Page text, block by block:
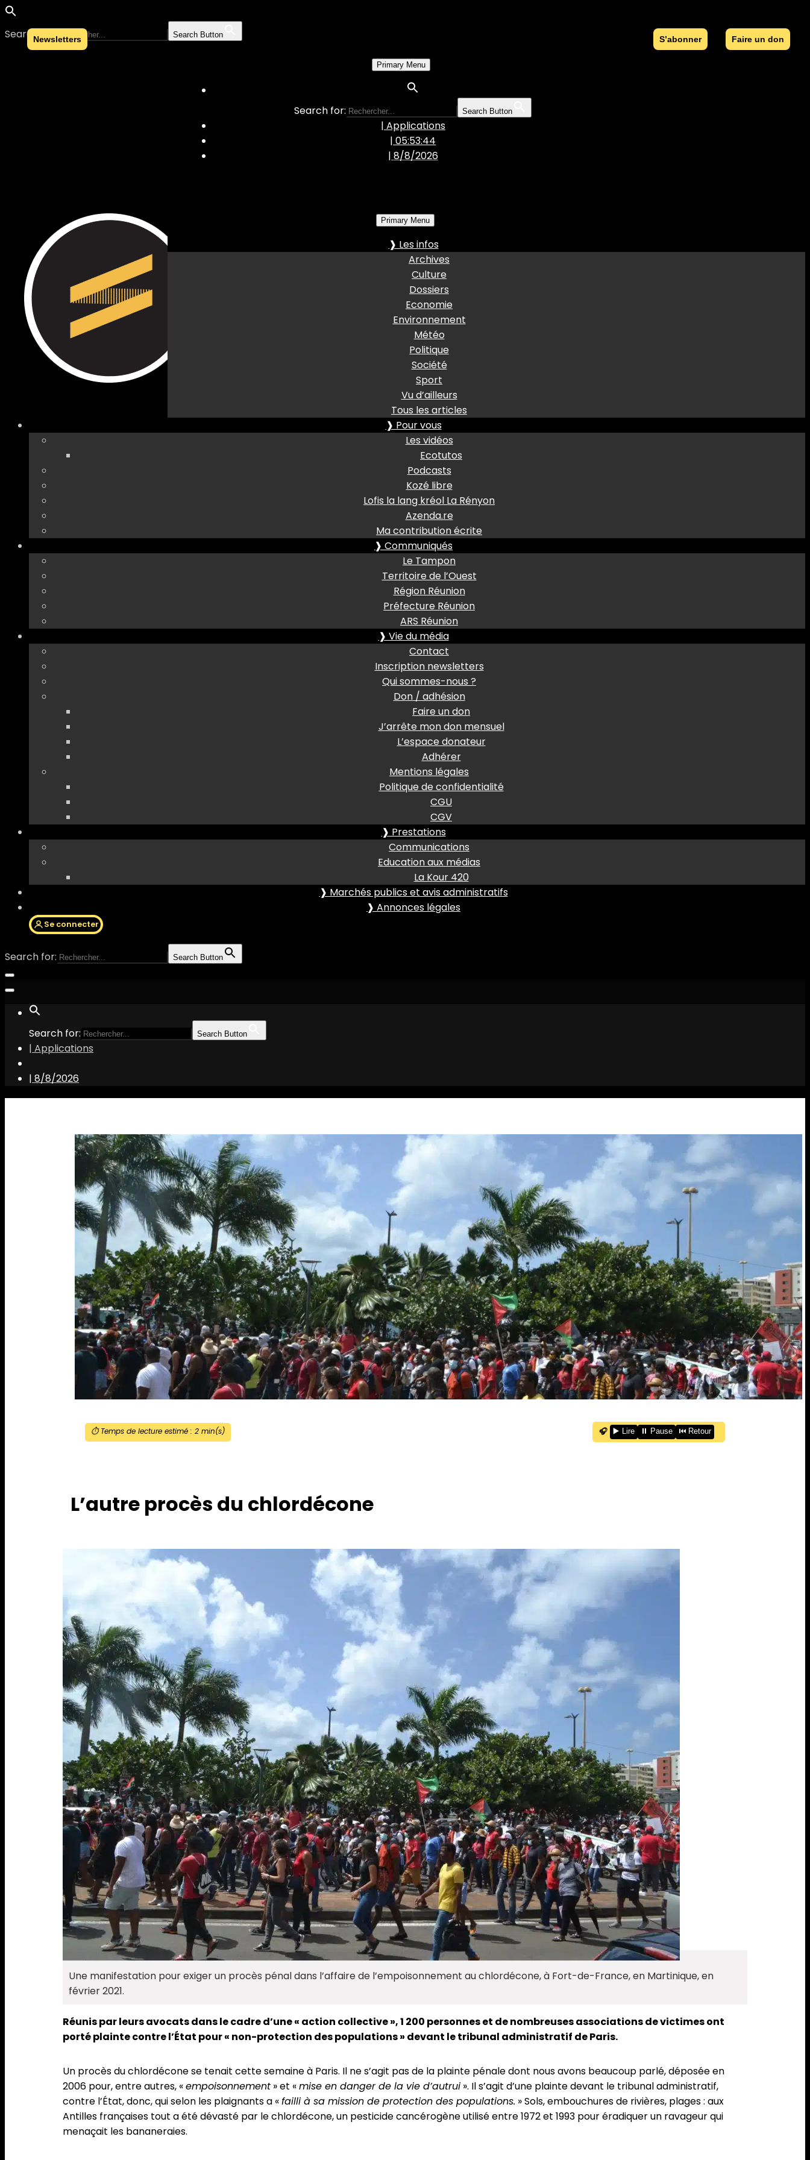
Search for: Search Button
Skip to content
Primary Menu
Search for: Search Button
| Applications
| 05:53:45
| 8/8/2026
Primary Menu
❱ Les infos
Archives
Culture
Dossiers
Economie
Environnement
Météo
Politique
Société
Sport
Vu d’ailleurs
Tous les articles
❱ Pour vous
Les vidéos
Ecotutos
Podcasts
Kozé libre
Lofis la lang kréol La Rényon
Azenda.re
Ma contribution écrite
❱ Communiqués
Le Tampon
Territoire de l’Ouest
Région Réunion
Préfecture Réunion
ARS Réunion
❱ Vie du média
Contact
Inscription newsletters
Qui sommes-nous ?
Don / adhésion
Faire un don
J’arrête mon don mensuel
L’espace donateur
Adhérer
Mentions légales
Politique de confidentialité
CGU
CGV
❱ Prestations
Communications
Education aux médias
La Kour 420
❱ Marchés publics et avis administratifs
❱ Annonces légales
Se connecter
Search for: Search Button
Search for: Search Button
| Applications
| 8/8/2026
⏱️ Temps de lecture estimé : 2min(s) 🎧 ▶️ Lire ⏸️ Pause ⏮️ Retour
L’autre procès du chlordécone
Une manifestation pour exiger un procès pénal dans l’affaire de l’empoisonnement au chlordécone, à Fort-de-France, en Martinique, en
février 2021.
Réunis par leurs avocats dans le cadre d’une « action collective », 1 200 personnes et de nombreuses associations de victimes ont
porté plainte contre l’État pour « non-protection des populations » devant le tribunal administratif de Paris.
Un procès du chlordécone se tenait cette semaine à Paris. Il ne s’agit pas de la plainte pénale dont nous avons beaucoup parlé, déposée en
2006 pour, entre autres, «empoisonnement » et «mise en danger de la vie d’autrui ». Il s’agit d’une plainte devant le tribunal administratif,
contre l’État, donc, qui selon les plaignants a «failli à sa mission de protection des populations. » Sols, embouchures de rivières, plages : aux
Antilles françaises tout a été dévasté par le chlordécone, un pesticide cancérogène utilisé entre 1972 et 1993 pour éradiquer un ravageur qui
menaçait les bananeraies.
S’abonner Faire un don
Newsletters